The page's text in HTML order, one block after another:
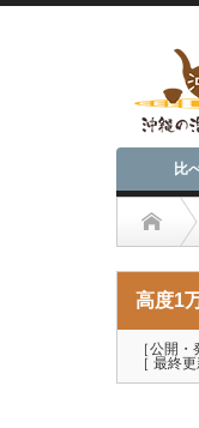
比
高度1
［公開
［ 最終